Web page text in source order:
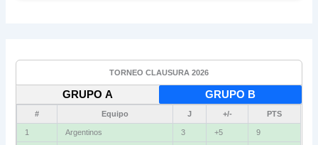
TORNEO CLAUSURA 2026
GRUPO A GRUPO B
# Equipo J +/- PTS
1 Argentinos 3 +5 9